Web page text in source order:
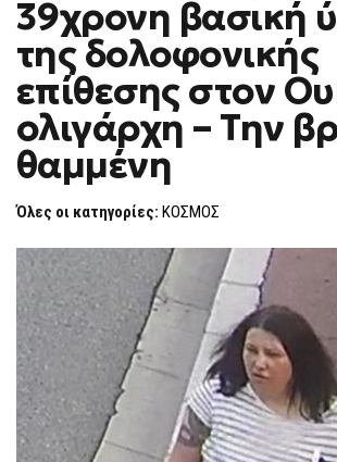
39ΧΡΟΝΗ
ΒΑΣΙΚΉ
ΎΠΟΠΤΗ
ΤΗΣ
ΔΟΛΟΦΟΝΙΚΉΣ
ΕΠΊΘΕΣΗΣ
ΣΤΟΝ
ΟΥΚΡΑΝΌ
ΟΛΙΓΆΡΧΗ
ΘΑΜΜΈΝΗ
39χρονη βασική
της δολοφονικής
επίθεσης στον
ολιγάρχη – Την
θαμμένη
Όλες οι κατηγορίες: ΚΟΣΜΟΣ